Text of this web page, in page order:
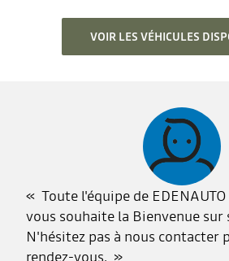
VOIR LES VÉHICULES
Toute l'équipe de
vous souhaite la Bienvenue sur
N'hésitez pas à nous contacter
rendez-vous.